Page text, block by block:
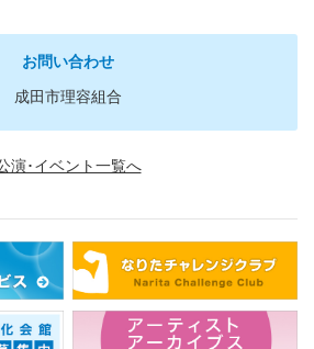
お問い合わせ
成田市理容組合
演･イベント一覧へ